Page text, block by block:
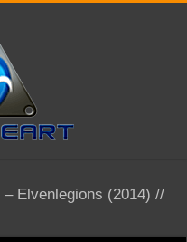
– Elvenlegions (2014) //